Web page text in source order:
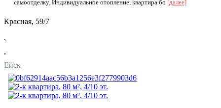
caмooтдeлку. Индивидуальное отоплениe, квapтиpа бo [далее]
Красная, 59/7
,
,
Ейск